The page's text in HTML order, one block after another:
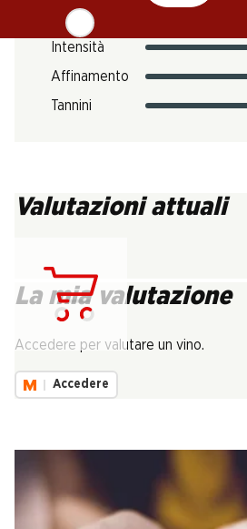
Zucchero
Intensità
Affinamento
Tannini
Valutazioni attuali
La mia valutazione
Accedere per valutare un vino.
Accedere